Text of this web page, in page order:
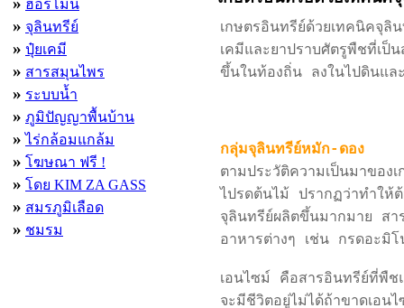
ฮอร์โมน
» จุลินทรีย์
» ปุ๋ยเคมี
» สารสมุนไพร
» ระบบน้ำ
» ภูมิปัญญาพื้นบ้าน
» ไร่กล้อมแกล้ม
» โฆษณา ฟรี !
» โดย KIM ZA GASS
» สมรภูมิเลือด
» ชมรม
เกษตรอินทรีย์ด้วยเทคนิคจุ
เคมีและยาปราบศัตรูพืชที่เป็
ขึ้นในท้องถิ่น ลงในไปดินแล
กลุ่มจุลินทรีย์หมัก-ดอง
ตามประวัติความเป็นมาของ
ไปรดต้นไม้ ปรากฏว่าทำให้
จุลินทรีย์ผลิตขึ้นมากมาย สา
อาหารต่างๆ เช่น กรดอะมิ
เอนไซม์ คือสารอินทรีย์ที่พื
จะมีชีวิตอยู่ไม่ได้ถ้าขาดเอน